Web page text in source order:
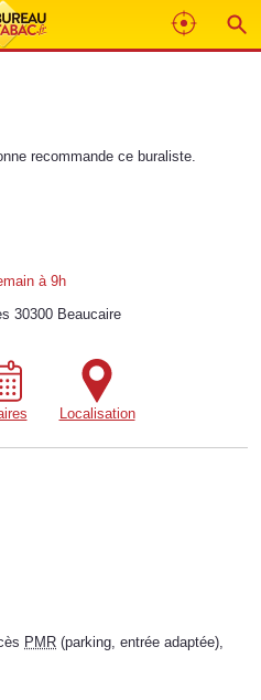
recommande ce buraliste.
à 9h
30300 Beaucaire
Localisation
PMR (parking, entrée adaptée),